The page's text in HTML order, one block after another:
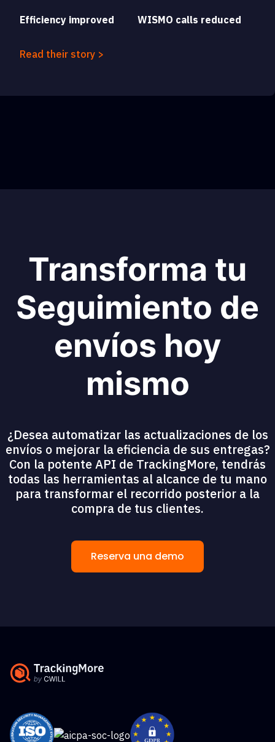
Efficiency improved WISMO calls reduced
Read their story >
Transforma tu
Seguimiento de
envíos hoy
mismo
¿Desea automatizar las actualizaciones de los
envíos o mejorar la eficiencia de sus entregas?
Con la potente API de TrackingMore, tendrás
todas las herramientas al alcance de tu mano
para transformar el recorrido posterior a la
compra de tus clientes.
Reserva una demo